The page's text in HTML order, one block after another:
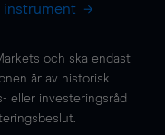
instrument
och ska endast
är av historisk
eller investeringsråd